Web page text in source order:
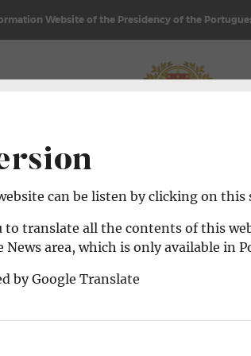
Website of the Presidency of the
can be listen by clicking on this
to translate all the contents of this
area, which is only available in
by Google Translate